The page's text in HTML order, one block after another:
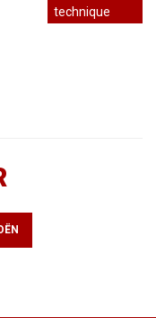
technique